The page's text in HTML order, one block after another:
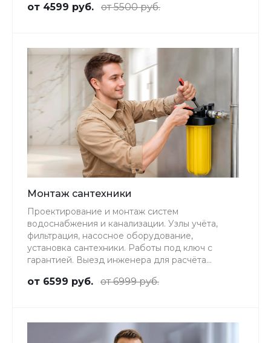
от 4599 руб. от 5500 руб.
Монтаж сантехники
Проектирование и монтаж систем
водоснабжения и канализации. Узлы учёта,
фильтрация, насосное оборудование,
установка сантехники. Работы под ключ с
гарантией. Выезд инженера для расчёта
от 6599 руб. от 6999 руб.